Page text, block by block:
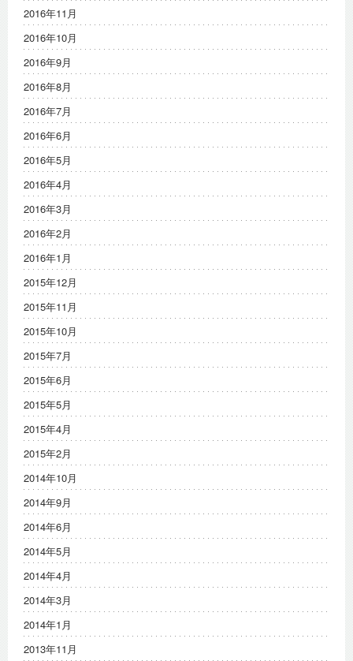
2016年11月
2016年10月
2016年9月
2016年8月
2016年7月
2016年6月
2016年5月
2016年4月
2016年3月
2016年2月
2016年1月
2015年12月
2015年11月
2015年10月
2015年7月
2015年6月
2015年5月
2015年4月
2015年2月
2014年10月
2014年9月
2014年6月
2014年5月
2014年4月
2014年3月
2014年1月
2013年11月